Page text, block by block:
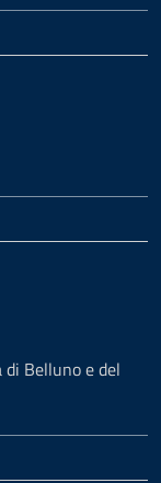
Belluno e del